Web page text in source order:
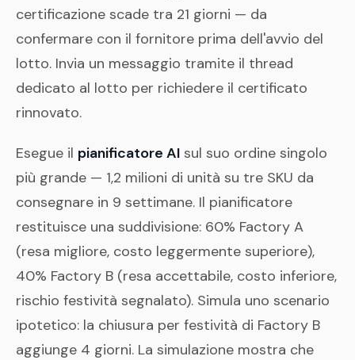
certificazione scade tra 21 giorni — da
confermare con il fornitore prima dell'avvio del
lotto. Invia un messaggio tramite il thread
dedicato al lotto per richiedere il certificato
rinnovato.
Esegue il pianificatore AI sul suo ordine singolo
più grande — 1,2 milioni di unità su tre SKU da
consegnare in 9 settimane. Il pianificatore
restituisce una suddivisione: 60% Factory A
(resa migliore, costo leggermente superiore),
40% Factory B (resa accettabile, costo inferiore,
rischio festività segnalato). Simula uno scenario
ipotetico: la chiusura per festività di Factory B
aggiunge 4 giorni. La simulazione mostra che